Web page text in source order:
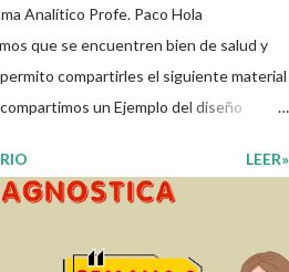
Analítico Profe. Paco Hola
que se encuentren bien de salud y
compartirles el siguiente material
un Ejemplo del diseño
y aprendizaje para que los
educativo. Gracias por seguir a
que todo esto sea posible,
LEER»